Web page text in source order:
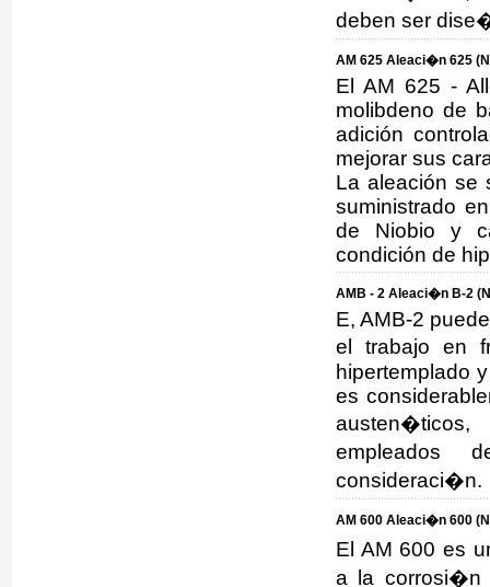
deben ser
AM 625 Aleaci�n 625
El AM 625 -
molibdeno de
adición
mejorar sus
La aleación se
suministrado
de Niobio y
condición de
AMB - 2 Aleaci�n B-2
E, AMB-2
el trabajo en
hipertemplado
es
empleados
consideraci�n.
AM 600 Aleaci�n 600
El AM 600 es
a la corrosi�n